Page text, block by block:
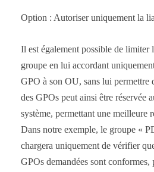
Option : Autoriser uniquement la
Il est également possible de limiter
groupe en lui accordant
GPO à son OU, sans lui permettre
des GPOs peut ainsi être réservée
système, permettant une meilleure
Dans notre exemple, le groupe «
chargera uniquement de vérifier
GPOs demandées sont conformes,